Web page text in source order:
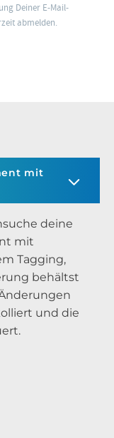
Deiner E-Mail-
abmelden.
mit
deine
mit
Tagging,
behältst
und die